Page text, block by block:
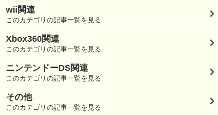
wii関連
このカテゴリの記事一覧を見る
Xbox360関連
このカテゴリの記事一覧を見る
ニンテンドーDS関連
このカテゴリの記事一覧を見る
その他
このカテゴリの記事一覧を見る